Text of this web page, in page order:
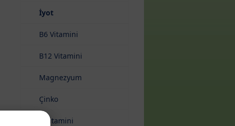
İyot(current)
B6 Vitamini
B12 Vitamini
Magnezyum
Çinko
E Vitamini